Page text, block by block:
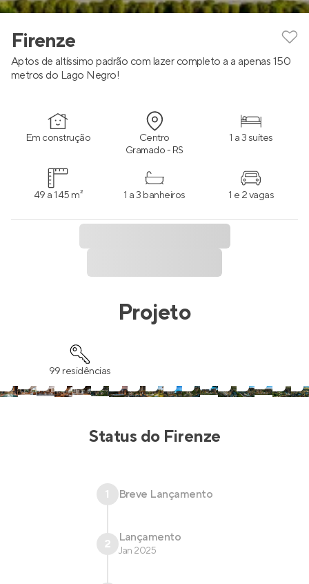
Firenze
Aptos de altíssimo padrão com lazer completo a a apenas 150
metros do Lago Negro!
Em construção Centro
Gramado - RS
1 a 3 suítes
49 a 145 m² 1 a 3 banheiros 1 e 2 vagas
Projeto
99 residências
Status do Firenze
1 Breve Lançamento
2 Lançamento
Jan 2025